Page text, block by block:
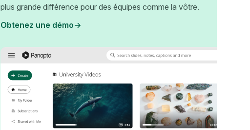
plus grande différence pour des équipes comme la vôtre.
Obtenez une démo